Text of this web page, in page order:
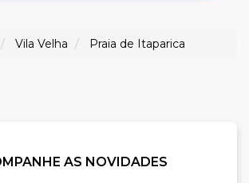
Vila Velha Praia de Itaparica
AS NOVIDADES